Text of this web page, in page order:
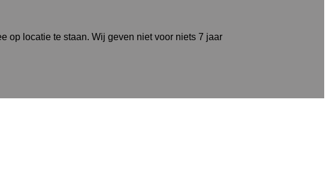
op locatie te staan. Wij geven niet voor niets 7 jaar